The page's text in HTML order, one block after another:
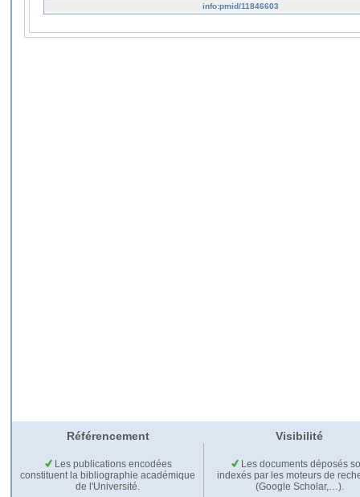
info:pmid/11846603
Référencement Visibilité
Les publications encodées
constituent la bibliographie académique
de l'Université.
Les documents déposés
indexés par les moteurs de
(Google Scholar,…).